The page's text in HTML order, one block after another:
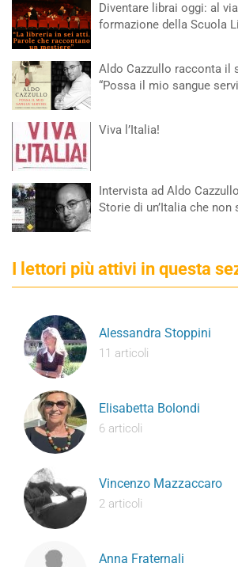
Diventare librai oggi: al
formazione della Scuola
Aldo Cazzullo racconta il
“Possa il mio sangue
Viva l’Italia!
Intervista ad Aldo
Storie di un’Italia che non
I lettori più attivi in questa
Alessandra Stoppini
11 articoli
Elisabetta Bolondi
6 articoli
Vincenzo Mazzaccaro
2 articoli
Anna Fraternali